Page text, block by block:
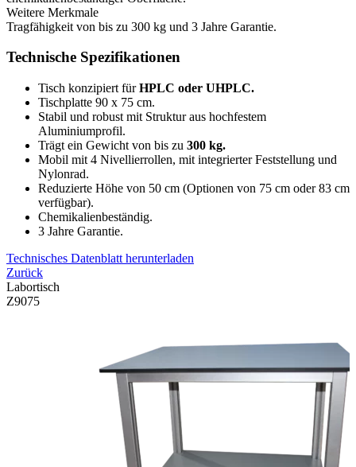
Weitere Merkmale
Tragfähigkeit von bis zu 300 kg und 3 Jahre Garantie.
Technische Spezifikationen
Tisch konzipiert fürHPLC oder UHPLC.
Tischplatte 90 x 75 cm.
Stabil und robust mit Struktur aus hochfestem
Aluminiumprofil.
Trägt ein Gewicht von bis zu 300 kg.
Mobil mit 4 Nivellierrollen, mit integrierter Feststellung und
Nylonrad.
Reduzierte Höhe von 50 cm (Optionen von 75 cm oder 83 cm
verfügbar).
Chemikalienbeständig.
3 Jahre Garantie.
Technisches Datenblatt herunterladen
Zurück
Labortisch
Z9075